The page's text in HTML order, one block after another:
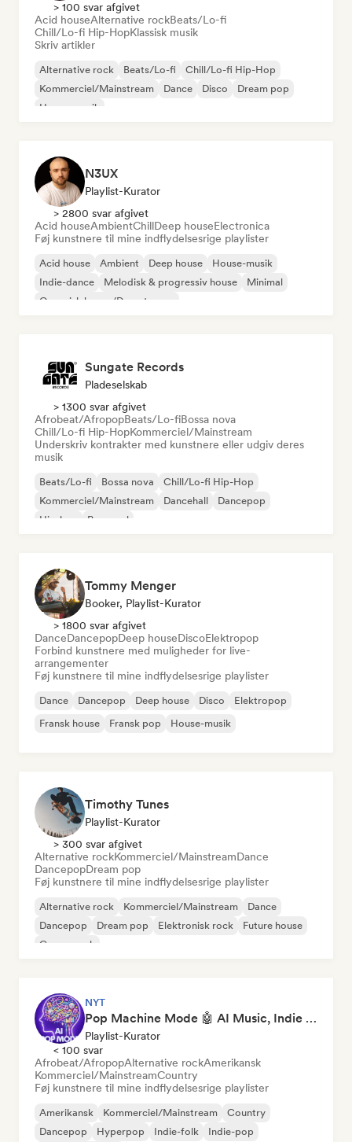
> 100 svar afgivet
Acid houseAlternative rockBeats/Lo-fi
Chill/Lo-fi Hip-HopKlassisk musik
Skriv artikler
Alternative rock Beats/Lo-fi
Chill/Lo-fi Hip-Hop
Kommerciel/Mainstream
Dance Disco
Dream pop
House-musik
N3UX
Playlist-Kurator
> 2800 svar afgivet
Acid houseAmbientChillDeep houseElectronica
Føj kunstnere til mine indflydelsesrige playlister
Acid house Ambient Deep house
House-musik
Indie-dance
Melodisk & progressiv house
Minimal
Organisk house/Downtempo
Sungate Records
Pladeselskab
> 1300 svar afgivet
Afrobeat/AfropopBeats/Lo-fiBossa nova
Chill/Lo-fi Hip-HopKommerciel/Mainstream
Underskriv kontrakter med kunstnere eller udgiv deres
musik
Beats/Lo-fi Bossa nova
Chill/Lo-fi Hip-Hop
Kommerciel/Mainstream
Dancehall
Dancepop
Hip-hop
Pop-soul
Tommy Menger
Booker, Playlist-Kurator
> 1800 svar afgivet
DanceDancepopDeep houseDiscoElektropop
Forbind kunstnere med muligheder for live-
arrangementer
Føj kunstnere til mine indflydelsesrige playlister
Dance Dancepop Deep house Disco
Elektropop
Fransk house
Fransk pop House-musik
Timothy Tunes
Playlist-Kurator
> 300 svar afgivet
Alternative rockKommerciel/MainstreamDance
DancepopDream pop
Føj kunstnere til mine indflydelsesrige playlister
Alternative rock Kommerciel/Mainstream
Dance
Dancepop
Dream pop Elektronisk rock
Future house
Garagerock
NYT
Pop Machine Mode 🤖 AI Music, Indie Pop & Dream Pop
Playlist-Kurator
< 100 svar
Afrobeat/AfropopAlternative rockAmerikansk
Kommerciel/MainstreamCountry
Føj kunstnere til mine indflydelsesrige playlister
Amerikansk Kommerciel/Mainstream
Country
Dancepop
Hyperpop Indie-folk Indie-pop